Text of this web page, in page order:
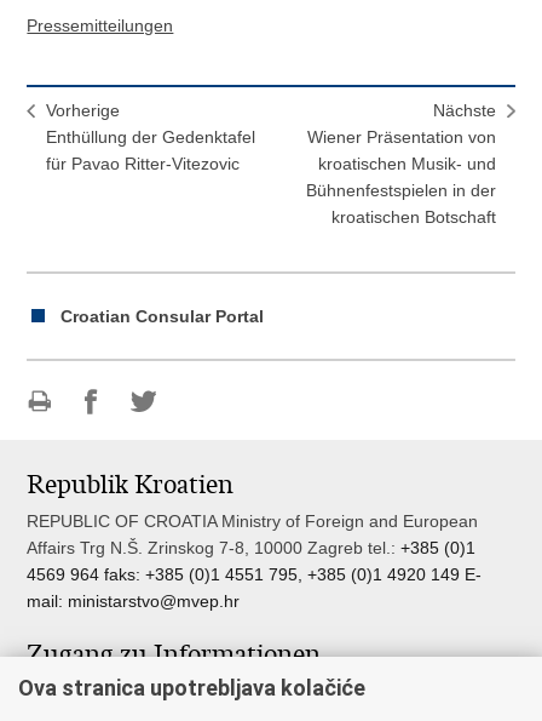
Pressemitteilungen
Vorherige
Enthüllung der Gedenktafel
für Pavao Ritter-Vitezovic
Nächste
Wiener Präsentation von
kroatischen Musik- und
Bühnenfestspielen in der
kroatischen Botschaft
Croatian Consular Portal
Seite
teilen
teilen
Republik Kroatien
REPUBLIC OF CROATIA Ministry of Foreign and European
Affairs Trg N.Š. Zrinskog 7-8, 10000 Zagreb tel.:+385 (0)1
4569 964 faks: +385 (0)1 4551 795, +385 (0)1 4920 149 E-
mail: ministarstvo@mvep.hr
Zugang zu Informationen
Pristup informacijama
Ova stranica upotrebljava kolačiće